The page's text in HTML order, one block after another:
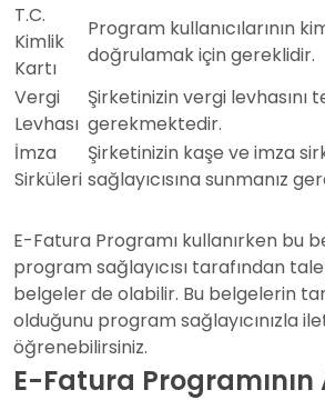
T.C.
Kimlik
Kartı
Program kullanıcılarının
doğrulamak için gereklidir.
Vergi
Levhası
Şirketinizin vergi levhasını
gerekmektedir.
İmza
Sirküleri
Şirketinizin kaşe ve imza
sağlayıcısına sunmanız
E-Fatura Programı kullanırken bu
program sağlayıcısı tarafından
belgeler de olabilir. Bu belgelerin
olduğunu program sağlayıcınızla
öğrenebilirsiniz.
E-Fatura